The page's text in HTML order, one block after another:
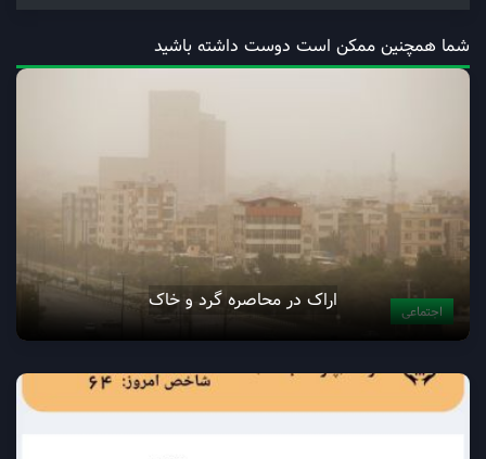
شما همچنین ممکن است دوست داشته باشید
اجتماعی اراک در محاصره گرد و خاک